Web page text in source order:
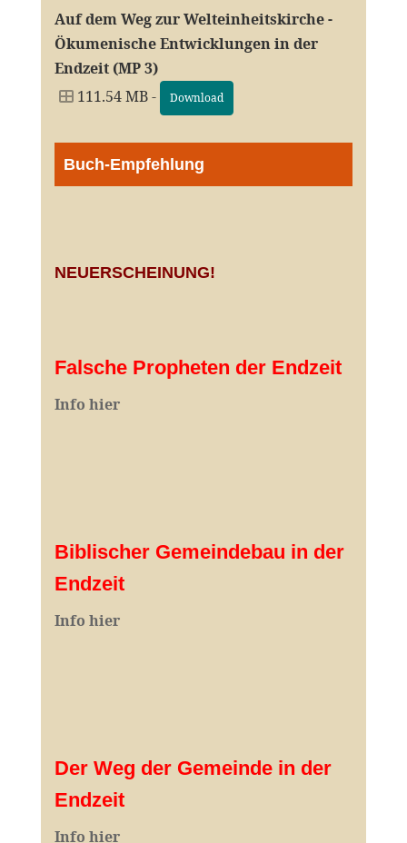
Auf dem Weg zur Welteinheitskirche -
Ökumenische Entwicklungen in der
Endzeit (MP 3)
111.54 MB -
Download
Buch-Empfehlung
NEUERSCHEINUNG!
Falsche Propheten der Endzeit
Info hier
Biblischer Gemeindebau in der
Endzeit
Info hier
Der Weg der Gemeinde in der
Endzeit
Info hier